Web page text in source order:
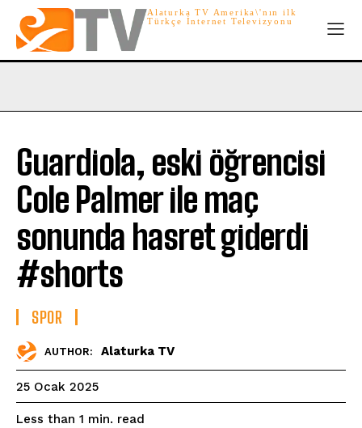
Alaturka TV Amerika\'nın ilk
Türkçe İnternet Televizyonu
Guardiola, eski öğrencisi
Cole Palmer ile maç
sonunda hasret giderdi
#shorts
SPOR
AUTHOR: Alaturka TV
25 Ocak 2025
Less than 1 min. read